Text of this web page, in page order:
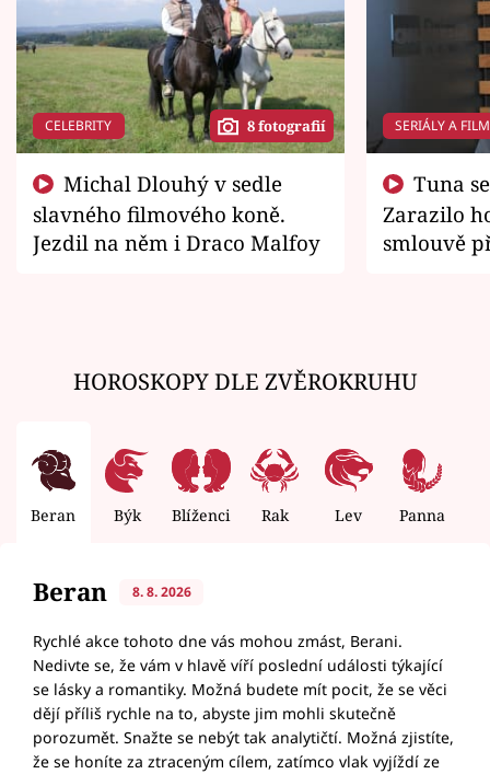
CELEBRITY 8 fotografií
slavného filmového koně.
Jezdil na něm i Draco Malfoy
SERIÁLY A
Zarazilo
smlouvě
HOROSKOPY DLE ZVĚROKRUHU
Beran Býk Blíženci Rak Lev Panna
Beran 8. 8. 2026
Rychlé akce tohoto dne vás mohou zmást, Berani.
Nedivte se, že vám v hlavě víří poslední události týkající
se lásky a romantiky. Možná budete mít pocit, že se věci
dějí příliš rychle na to, abyste jim mohli skutečně
porozumět. Snažte se nebýt tak analytičtí. Možná zjistíte,
že se honíte za ztraceným cílem, zatímco vlak vyjíždí ze